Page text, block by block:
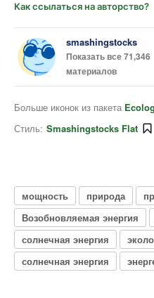
Как ссылаться на авторство?
smashingstocks
Показать все 71,346
материалов
Больше иконок из пакета
Стиль: Smashingstocks Flat
мощность природа
Возобновляемая энергия
солнечная энергия
солнечная энергия